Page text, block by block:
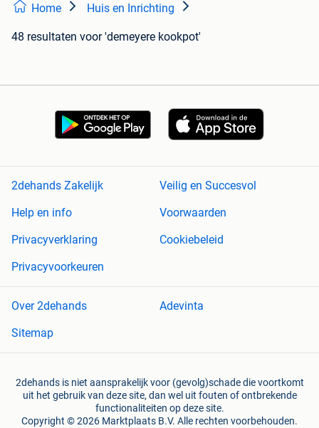
Home Huis en Inrichting
48 resultaten voor 'demeyere kookpot'
2dehands Zakelijk
Veilig en Succesvol
Help en info
Voorwaarden
Privacyverklaring
Cookiebeleid
Privacyvoorkeuren
Over 2dehands
Adevinta
Sitemap
2dehands is niet aansprakelijk voor (gevolg)schade die voortkomt
uit het gebruik van deze site, dan wel uit fouten of ontbrekende
functionaliteiten op deze site.
Copyright © 2026 Marktplaats B.V. Alle rechten voorbehouden.